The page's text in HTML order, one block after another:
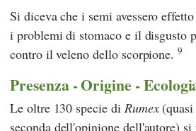
Si diceva che i semi avessero
i problemi di stomaco e il disgusto
contro il veleno dello scorpione.9
Presenza - Origine -
Le oltre 130 specie di Rumex(quasi
seconda dell'opinione dell'autore)